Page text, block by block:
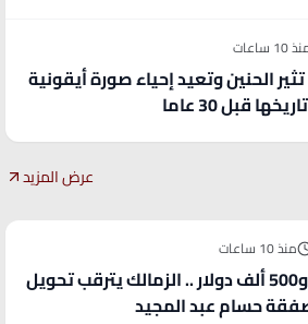
ساعات
الحنين وتعيد إحياء صورة أيقونية
قبل 30 عاما
عرض المزيد
منذ 10 ساعات
مليون و500 ألف دولار .. الزمالك يترقب تحويل
حسام عبد المجيد